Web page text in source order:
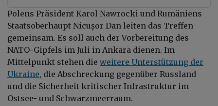
Polens Präsident Karol Nawrocki und Rumäniens
Staatsoberhaupt Nicușor Dan leiten das Treffen
gemeinsam. Es soll auch der Vorbereitung des
NATO-Gipfels im Juli in Ankara dienen. Im
Mittelpunkt stehen die weitere Unterstützung der
Ukraine, die Abschreckung gegenüber Russland
und die Sicherheit kritischer Infrastruktur im
Ostsee- und Schwarzmeerraum.